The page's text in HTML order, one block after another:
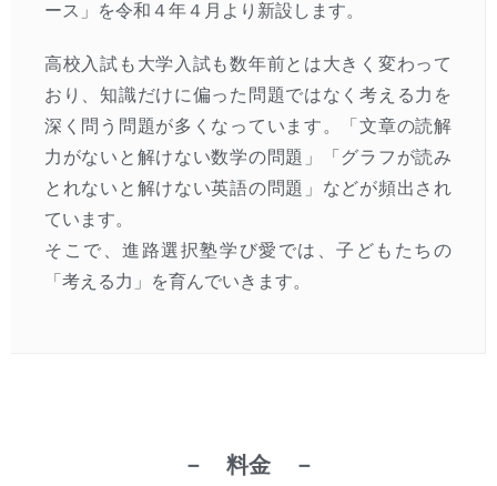
ース」を令和４年４月より新設します。
高校入試も大学入試も数年前とは大きく変わって
おり、知識だけに偏った問題ではなく考える力を
深く問う問題が多くなっています。「文章の読解
力がないと解けない数学の問題」「グラフが読み
とれないと解けない英語の問題」などが頻出され
ています。
そこで、進路選択塾学び愛では、子どもたちの
「考える力」を育んでいきます。
－ 料金 －